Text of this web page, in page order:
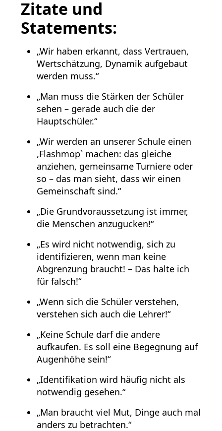
Zitate und
Statements:
„Wir haben erkannt, dass Vertrauen,
Wertschätzung, Dynamik aufgebaut
werden muss.“
„Man muss die Stärken der Schüler
sehen – gerade auch die der
Hauptschüler.“
„Wir werden an unserer Schule einen
,Flashmop` machen: das gleiche
anziehen, gemeinsame Turniere oder
so – das man sieht, dass wir einen
Gemeinschaft sind.“
„Die Grundvoraussetzung ist immer,
die Menschen anzugucken!“
„Es wird nicht notwendig, sich zu
identifizieren, wenn man keine
Abgrenzung braucht! – Das halte ich
für falsch!“
„Wenn sich die Schüler verstehen,
verstehen sich auch die Lehrer!“
„Keine Schule darf die andere
aufkaufen. Es soll eine Begegnung auf
Augenhöhe sein!“
„Identifikation wird häufig nicht als
notwendig gesehen.“
„Man braucht viel Mut, Dinge auch mal
anders zu betrachten.“